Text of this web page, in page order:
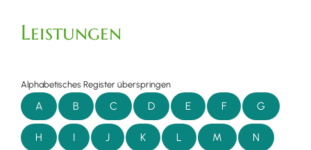
Leistungen
Alphabetisches Register überspringen
A B C D E F G
H I J K L M N